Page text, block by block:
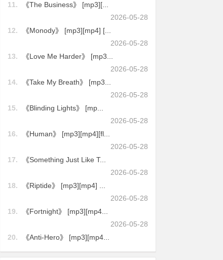
11.
《The Business》 [mp3][...
2026-05-28
12.
《Monody》 [mp3][mp4] [...
2026-05-28
13.
《Love Me Harder》 [mp3...
2026-05-28
14.
《Take My Breath》 [mp3...
2026-05-28
15.
《Blinding Lights》 [mp...
2026-05-28
16.
《Human》 [mp3][mp4][fl...
2026-05-28
17.
《Something Just Like T...
2026-05-28
18.
《Riptide》 [mp3][mp4] ...
2026-05-28
19.
《Fortnight》 [mp3][mp4...
2026-05-28
20.
《Anti-Hero》 [mp3][mp4...